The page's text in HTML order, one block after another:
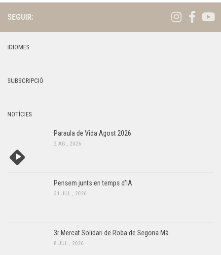
SEGUIR:
IDIOMES
SUBSCRIPCIÓ
NOTÍCIES
Paraula de Vida Agost 2026
2 AG., 2026
Pensem junts en temps d’IA
31 JUL., 2026
3r Mercat Solidari de Roba de Segona Mà
8 JUL., 2026